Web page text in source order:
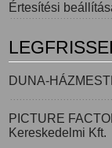
Értesítési
DUNA-
PICTURE
Kereskedelmi Kft.